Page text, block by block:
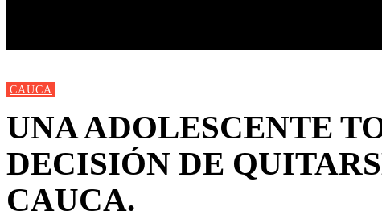
CAUCA
UNA ADOLESCENTE
DECISIÓN DE
CAUCA.